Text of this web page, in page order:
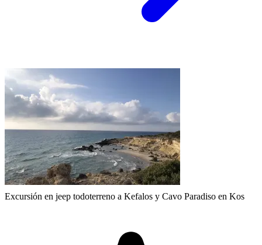
Excursión en jeep todoterreno a Kefalos y Cavo Paradiso en Kos